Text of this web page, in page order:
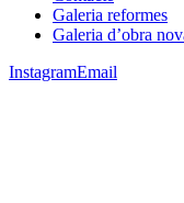
Galeria reformes
Galeria d’obra
InstagramEmail